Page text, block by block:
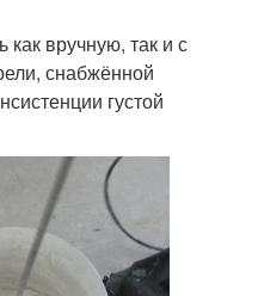
вручную, так и с
снабжённой
густой